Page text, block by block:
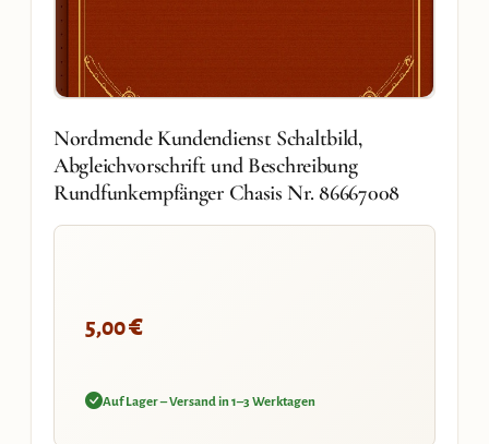
Nordmende Kundendienst Schaltbild,
Abgleichvorschrift und Beschreibung
Rundfunkempfänger Chasis Nr. 86667008
5,00€
Auf Lager – Versand in 1–3 Werktagen